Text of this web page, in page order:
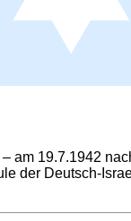
am 19.7.1942
der Deutsch-